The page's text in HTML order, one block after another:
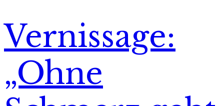
Vernissage:
„Ohne